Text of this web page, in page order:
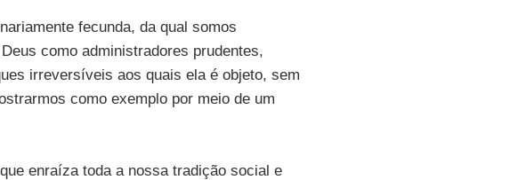
fecunda, da qual somos
como administradores prudentes,
irreversíveis aos quais ela é objeto, sem
como exemplo por meio de um
enraíza toda a nossa tradição social e